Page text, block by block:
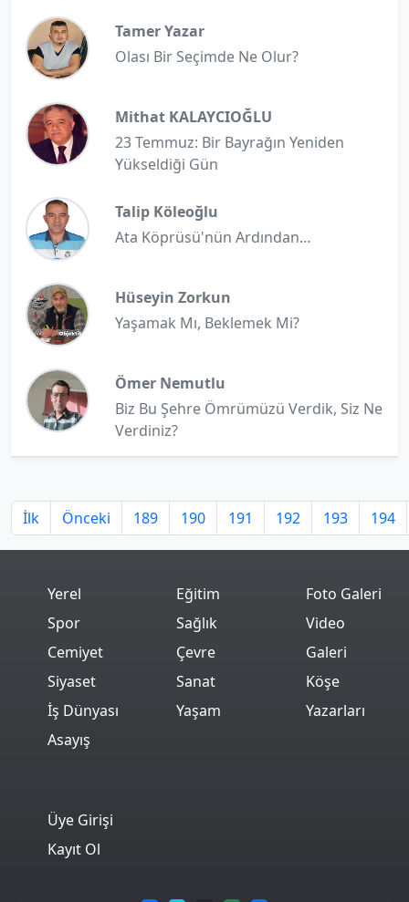
Tamer Yazar
Olası Bir Seçimde Ne Olur?
Mithat KALAYCIOĞLU
23 Temmuz: Bir Bayrağın Yeniden
Yükseldiği Gün
Talip Köleoğlu
Ata Köprüsü'nün Ardından…
Hüseyin Zorkun
Yaşamak Mı, Beklemek Mi?
Ömer Nemutlu
Biz Bu Şehre Ömrümüzü Verdik, Siz Ne
Verdiniz?
İlk Önceki 189 190 191 192 193 194
Yerel
Spor
Cemiyet
Siyaset
İş Dünyası
Asayış
Eğitim
Sağlık
Çevre
Sanat
Yaşam
Foto Galeri
Video
Galeri
Köşe
Yazarları
Üye Girişi
Kayıt Ol